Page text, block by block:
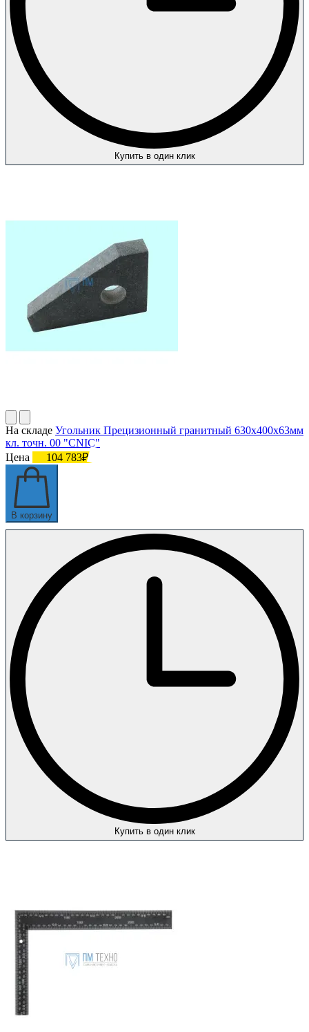
Купить в один клик
На складе Угольник Прецизионный гранитный 630х400х63мм
кл. точн. 00 "CNIC"
Цена
104 783₽
В корзину
Купить в один клик